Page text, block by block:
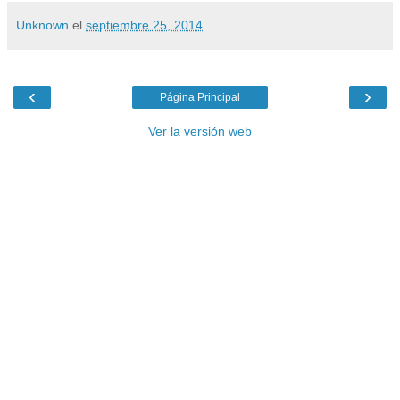
Unknown el septiembre 25, 2014
‹ ›
Página Principal
Ver la versión web